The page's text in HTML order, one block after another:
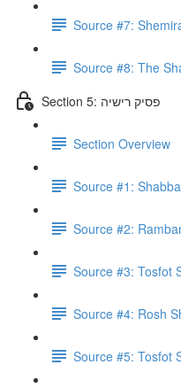
Source #8: The
Section 5: פסיק רישיה
Section Overview